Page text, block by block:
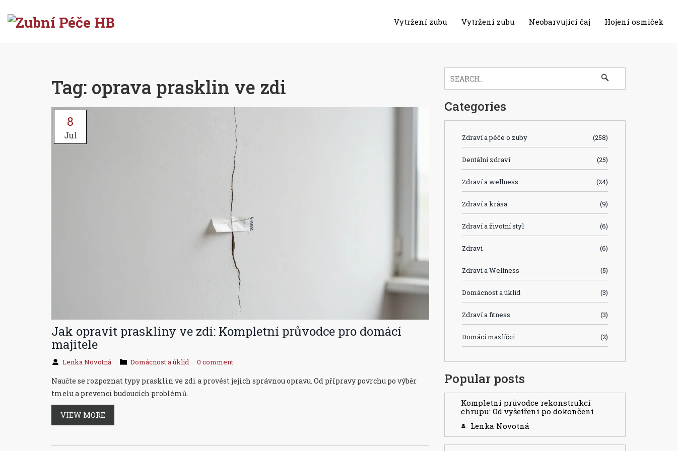
Vytržení zubu Vytržení zubu Neobarvující čaj Hojení osmiček
Tag: oprava prasklin ve zdi
8
Jul
Jak opravit praskliny ve zdi: Kompletní průvodce pro domácí
majitele
Lenka Novotná Domácnost a úklid 0 comment
Naučte se rozpoznat typy prasklin ve zdi a provést jejich správnou opravu. Od přípravy povrchu po výběr
tmelu a prevenci budoucích problémů.
VIEW MORE
Categories
Zdraví a péče o zuby (258)
Dentální zdraví (25)
Zdraví a wellness (24)
Zdraví a krása (9)
Zdraví a životní styl (6)
Zdraví (6)
Zdraví a Wellness (5)
Domácnost a úklid (3)
Zdraví a fitness (3)
Domácí mazlíčci (2)
Popular posts
Kompletní průvodce rekonstrukcí
chrupu: Od vyšetření po dokončení
Lenka Novotná